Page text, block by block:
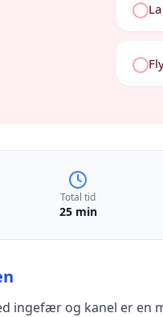
Total tid
25 min
ingefær og kanel er en